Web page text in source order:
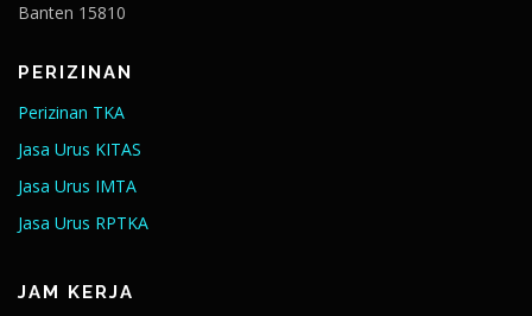
Banten 15810
PERIZINAN
Perizinan TKA
Jasa Urus KITAS
Jasa Urus IMTA
Jasa Urus RPTKA
JAM KERJA